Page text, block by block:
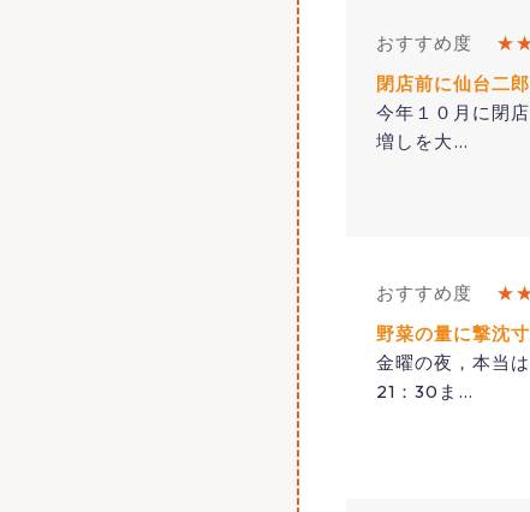
おすすめ度
閉店前に仙台二
今年１０月に閉
増しを大…
おすすめ度
野菜の量に撃沈
金曜の夜，本当
21：30ま …